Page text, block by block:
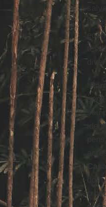
Casa
o